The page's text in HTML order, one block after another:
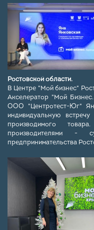
Ростовской области.
В Центре "Мой бизнес"
Акселератор "Мой
ООО "Центротест-Юг"
индивидуальную
производимого
производителями -
предпринимательства